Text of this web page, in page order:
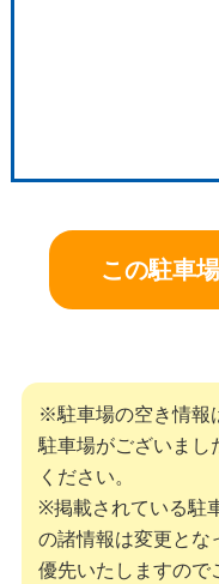
この駐車
※駐車場の空き情報
駐車場がございまし
ください。
※掲載されている駐
の諸情報は変更とな
優先いたしますので